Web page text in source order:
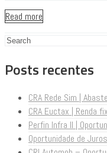
Read more
Posts recentes
CRA Rede Sim |
CRA Euctax | Renda
Perfin Infra II |
Oportunidade de